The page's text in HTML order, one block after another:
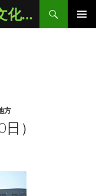
公益財団法人山形県埋蔵文化財センター
方
）